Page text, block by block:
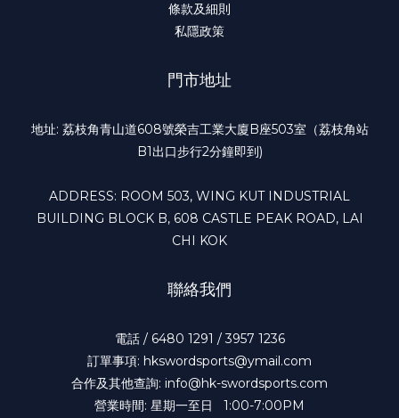
條款及細則
私隱政策
門市地址
地址: 荔枝角青山道608號榮吉工業大廈B座503室（荔枝角站
B1出口步行2分鐘即到)
ADDRESS: ROOM 503, WING KUT INDUSTRIAL
BUILDING BLOCK B, 608 CASTLE PEAK ROAD, LAI
CHI KOK
聯絡我們
電話 / 6480 1291 / 3957 1236
訂單事項: hkswordsports@ymail.com
合作及其他查詢: info@hk-swordsports.com
營業時間: 星期一至日 1:00-7:00PM